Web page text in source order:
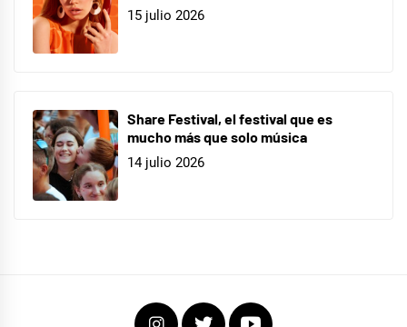
15 julio 2026
Share Festival, el festival que es
mucho más que solo música
14 julio 2026
InstagramTwitterYoutube